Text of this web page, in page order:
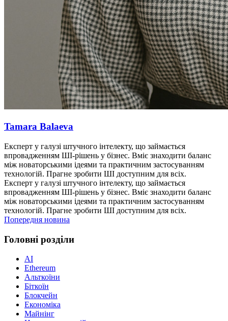
Tamara Balaeva
Експерт у галузі штучного інтелекту, що займається
впровадженням ШІ-рішень у бізнес. Вміє знаходити баланс
між новаторськими ідеями та практичним застосуванням
технологій. Прагне зробити ШІ доступним для всіх.
Експерт у галузі штучного інтелекту, що займається
впровадженням ШІ-рішень у бізнес. Вміє знаходити баланс
між новаторськими ідеями та практичним застосуванням
технологій. Прагне зробити ШІ доступним для всіх.
Попередня новина
Головні розділи
AI
Ethereum
Альткоїни
Біткоїн
Блокчейн
Економіка
Майнінг